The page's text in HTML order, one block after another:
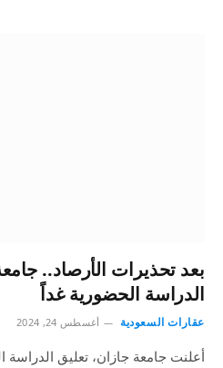
بعد تحذيرات الأرصاد..
الدراسة الحضورية غداً
عقارات السعودية أغسطس 24, 2024
أعلنت جامعة جازان، تعليق